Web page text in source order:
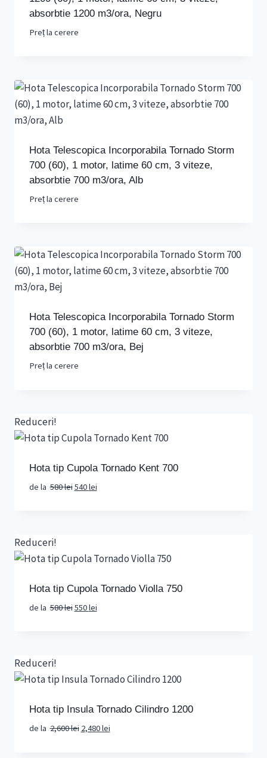
absorbtie 1200 m3/ora, Negru
Preț la cerere
Hota Telescopica Incorporabila Tornado Storm
700 (60), 1 motor, latime 60 cm, 3 viteze,
absorbtie 700 m3/ora, Alb
Preț la cerere
Hota Telescopica Incorporabila Tornado Storm
700 (60), 1 motor, latime 60 cm, 3 viteze,
absorbtie 700 m3/ora, Bej
Preț la cerere
Reduceri!
Hota tip Cupola Tornado Kent 700
de la580leiPrețul
540leiPrețul
Reduceri!
Hota tip Cupola Tornado Violla 750
de la580leiPrețul
550leiPrețul
Reduceri!
Hota tip Insula Tornado Cilindro 1200
de la2,600lei Prețul
2,480leiPrețul